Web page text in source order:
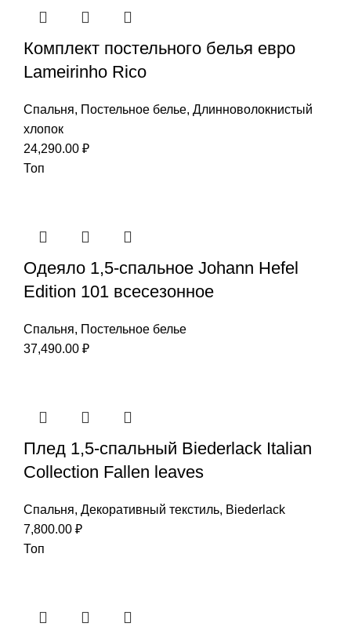
Комплект постельного белья евро
Lameirinho Rico
Спальня, Постельное белье, Длинноволокнистый
хлопок
24,290.00 ₽
Топ
Одеяло 1,5-спальное Johann Hefel
Edition 101 всесезонное
Спальня, Постельное белье
37,490.00 ₽
Плед 1,5-спальный Biederlack Italian
Collection Fallen leaves
Спальня, Декоративный текстиль, Biederlack
7,800.00 ₽
Топ